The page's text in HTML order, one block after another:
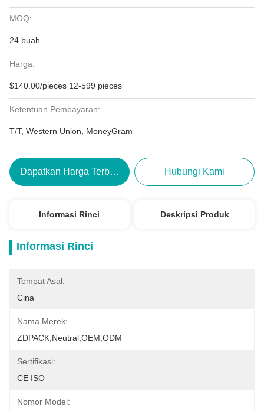
MOQ:
24 buah
Harga:
$140.00/pieces 12-599 pieces
Ketentuan Pembayaran:
T/T, Western Union, MoneyGram
Dapatkan Harga Terbaik Hubungi Kami
Informasi Rinci Deskripsi Produk
Informasi Rinci
Tempat Asal:
Cina
Nama Merek:
ZDPACK,neutral,OEM,ODM
Sertifikasi:
CE ISO
Nomor Model: